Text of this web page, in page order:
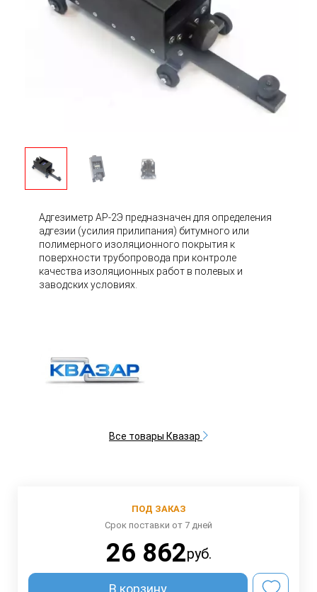
Адгезиметр АР-2Э предназначен для определения
адгезии (усилия прилипания) битумного или
полимерного изоляционного покрытия к
поверхности трубопровода при контроле
качества изоляционных работ в полевых и
заводских условиях.
Все товары Квазар
ПОД ЗАКАЗ
Срок поставки от 7 дней
26 862руб.
В корзину